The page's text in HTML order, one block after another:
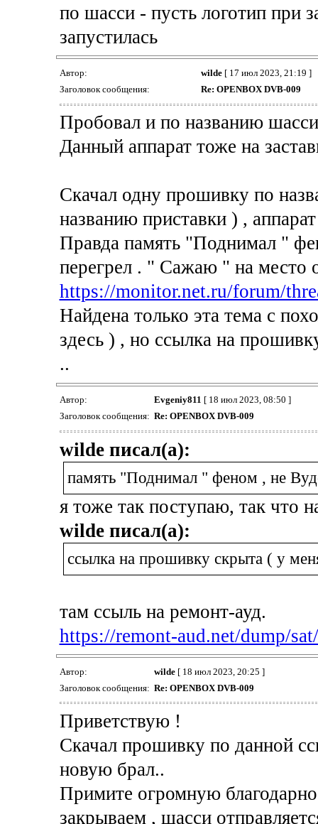
по шасси - пусть логотип при
запустилась
Автор: wilde[ 17 июл 2023, 21:19 ]
Заголовок сообщения:
Re: OPENBOX DVB-009
Пробовал и по названию
Данный аппарат тоже на
Скачал одну прошивку по
названию приставки ) ,
Правда память "Поднимал "
перегрел . " Сажаю " на место
https://monitor.net.ru/forum/
Найдена только эта тема с
здесь ) , но ссылка на
..
Автор: Evgeniy811 [ 18 июл 2023, 08:50 ]
Заголовок сообщения: Re: OPENBOX DVB-009
wilde писал(а):
память "Поднимал " феном , не
я тоже так поступаю, так что
wilde писал(а):
ссылка на прошивку скрыта ( у
там ссыль на ремонт-ауд.
https://remont-aud.net/dump/
Автор: wilde[ 18 июл 2023, 20:25 ]
Заголовок сообщения: Re: OPENBOX DVB-009
Приветствую !
Скачал прошивку по данной
новую брал..
Примите огромную
закрываем , шасси